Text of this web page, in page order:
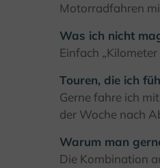
Motorradfahren
Was ich nicht
Einfach
Touren, die ich
Gerne fahre ich
der Woche nach
Warum man
Die Kombination